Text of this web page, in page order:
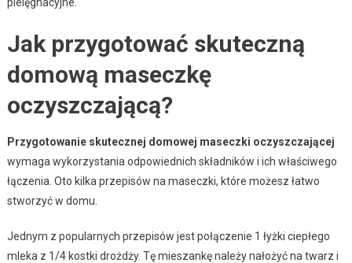
Jak przygotować skuteczną
domową maseczkę
oczyszczającą?
Przygotowanie skutecznej domowej maseczki oczyszczającej
wymaga wykorzystania odpowiednich składników i ich właściwego
łączenia. Oto kilka przepisów na maseczki, które możesz łatwo
stworzyć w domu.
Jednym z popularnych przepisów jest połączenie 1 łyżki ciepłego
mleka z 1/4 kostki drożdży. Tę mieszankę należy nałożyć na twarz i